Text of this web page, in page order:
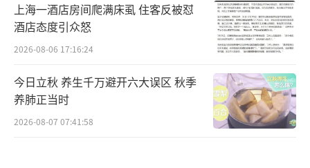
上海一酒店房间爬满床虱 住客反被怼
酒店态度引众怒
2026-08-06 17:16:24
今日立秋 养生千万避开六大误区 秋季
养肺正当时
2026-08-07 07:41:58